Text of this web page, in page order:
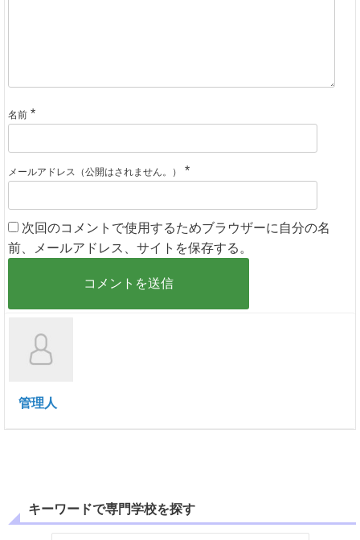
名前 *
メールアドレス（公開はされません。） *
次回のコメントで使用するためブラウザーに自分の名
前、メールアドレス、サイトを保存する。
管理人
キーワードで専門学校を探す